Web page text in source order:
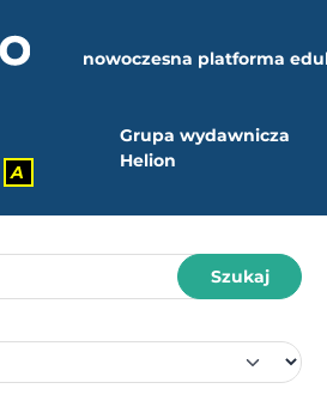
nowoczesna platforma
A
Grupa wydawnicza
Helion
Szukaj